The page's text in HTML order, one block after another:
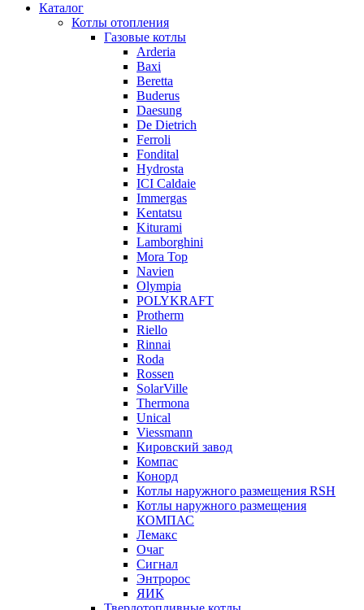
Каталог
Котлы отопления
Газовые котлы
Arderia
Baxi
Beretta
Buderus
Daesung
De Dietrich
Ferroli
Fondital
Hydrosta
ICI Caldaie
Immergas
Kentatsu
Kiturami
Lamborghini
Mora Top
Navien
Olympia
POLYKRAFT
Protherm
Riello
Rinnai
Roda
Rossen
SolarVille
Thermona
Unical
Viessmann
Кировский завод
Компас
Конорд
Котлы наружного размещения RSH
Котлы наружного размещения
КОМПАС
Лемакс
Очаг
Сигнал
Энтророс
ЯИК